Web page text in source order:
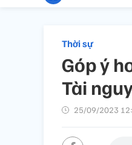
Thời sự
Góp ý
Tài
25/09/2023